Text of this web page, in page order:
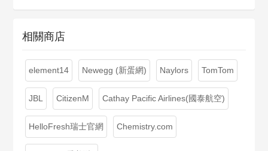
相關商店
element14 Newegg (新蛋網) Naylors TomTom
JBL CitizenM Cathay Pacific Airlines(國泰航空)
HelloFresh瑞士官網 Chemistry.com